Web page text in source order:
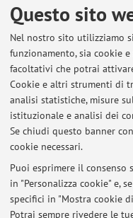
Questo sito
Nel nostro sito utilizziamo
funzionamento, sia cookie
facoltativi che potrai
Cookie e altri strumenti di
analisi statistiche, misure
istituzionale e analisi dei
Se chiudi questo banner
cookie necessari.
Puoi esprimere il
in "Personalizza cookie" e,
specifici in "Mostra cookie
Potrai sempre rivedere le
E-mail:
Dipartimento di
Via Tolara di Sopra
mappa